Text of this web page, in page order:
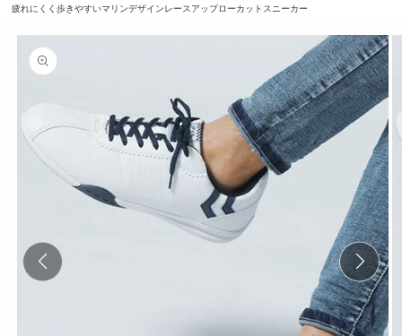
疲れにくく歩きやすいマリンデザインレースアップローカットスニーカー
報にス
キップ